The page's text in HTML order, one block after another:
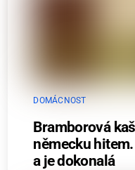
DOMÁCNOST
Bramborová
německu
a je dokonalá